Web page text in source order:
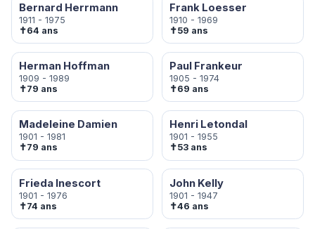
Bernard Herrmann
1911 - 1975
✝64 ans
Frank Loesser
1910 - 1969
✝59 ans
Herman Hoffman
1909 - 1989
✝79 ans
Paul Frankeur
1905 - 1974
✝69 ans
Madeleine Damien
1901 - 1981
✝79 ans
Henri Letondal
1901 - 1955
✝53 ans
Frieda Inescort
1901 - 1976
✝74 ans
John Kelly
1901 - 1947
✝46 ans